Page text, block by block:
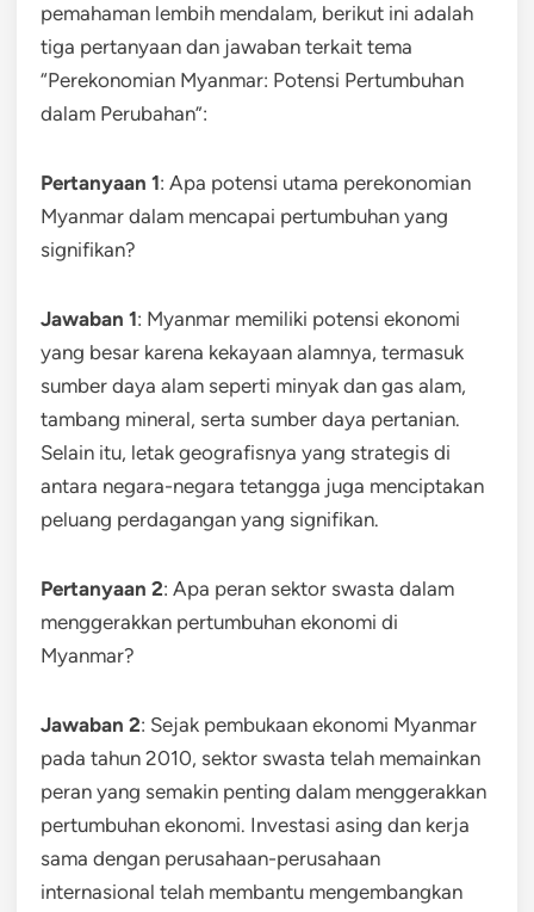
pemahaman lembih mendalam, berikut ini adalah
tiga pertanyaan dan jawaban terkait tema
“Perekonomian Myanmar: Potensi Pertumbuhan
dalam Perubahan”:
Pertanyaan 1: Apa potensi utama perekonomian
Myanmar dalam mencapai pertumbuhan yang
signifikan?
Jawaban 1: Myanmar memiliki potensi ekonomi
yang besar karena kekayaan alamnya, termasuk
sumber daya alam seperti minyak dan gas alam,
tambang mineral, serta sumber daya pertanian.
Selain itu, letak geografisnya yang strategis di
antara negara-negara tetangga juga menciptakan
peluang perdagangan yang signifikan.
Pertanyaan 2: Apa peran sektor swasta dalam
menggerakkan pertumbuhan ekonomi di
Myanmar?
Jawaban 2: Sejak pembukaan ekonomi Myanmar
pada tahun 2010, sektor swasta telah memainkan
peran yang semakin penting dalam menggerakkan
pertumbuhan ekonomi. Investasi asing dan kerja
sama dengan perusahaan-perusahaan
internasional telah membantu mengembangkan